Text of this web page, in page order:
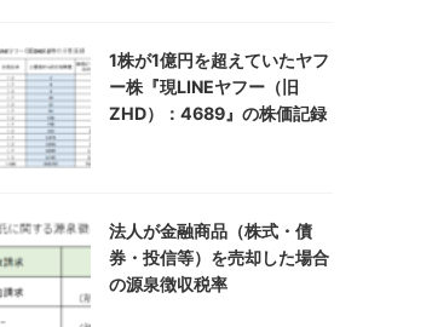
1株が1億円を超えていたヤフ
ー株『現LINEヤフー（旧
ZHD）：4689』の株価記録
法人が金融商品（株式・債
券・投信等）を売却した場合
の源泉徴収税率